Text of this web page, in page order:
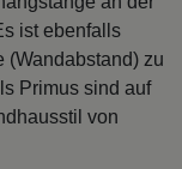
ist ebenfalls
(Wandabstand) zu
Primus sind auf
von